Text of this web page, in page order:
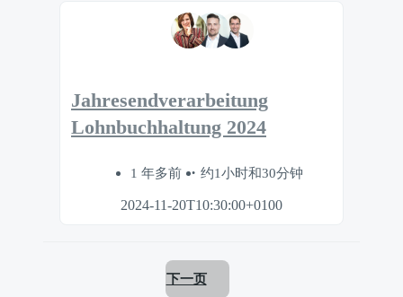
Jahresendverarbeitung
Lohnbuchhaltung 2024
1 年多前 约1小时和30分钟
2024-11-20T10:30:00+0100
下一页